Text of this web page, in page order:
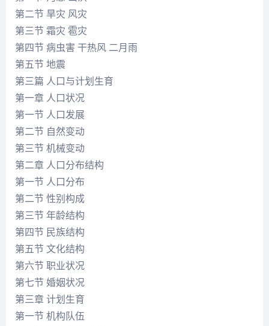
第二节 旱灾 风灾
第三节 霜灾 雹灾
第四节 病虫害 干热风 二月雨
第五节 地震
第三篇 人口与计划生育
第一章 人口状况
第一节 人口发展
第二节 自然变动
第三节 机械变动
第二章 人口分布结构
第一节 人口分布
第二节 性别构成
第三节 年龄结构
第四节 民族结构
第五节 文化结构
第六节 职业状况
第七节 婚姻状况
第三章 计划生育
第一节 机构队伍